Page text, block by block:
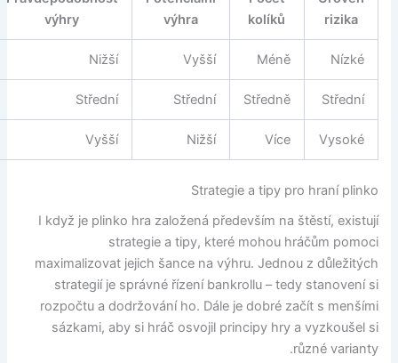
rizika
kolíků
výhra
výhry
Nízké
Méně
Vyšší
Nižší
Střední
Středně
Střední
Střední
Vysoké
Více
Nižší
Vyšší
Strategie a tipy pro hraní plinko
I když je plinko hra založená především na štěstí, existují
strategie a tipy, které mohou hráčům pomoci
maximalizovat jejich šance na výhru. Jednou z důležitých
strategií je správné řízení bankrollu – tedy stanovení si
rozpočtu a dodržování ho. Dále je dobré začít s menšími
sázkami, aby si hráč osvojil principy hry a vyzkoušel si
různé varianty.